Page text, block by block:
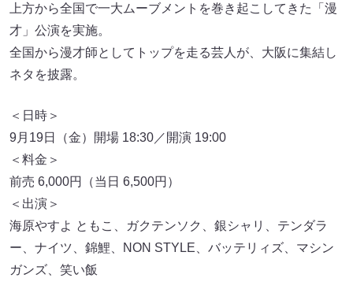
上方から全国で一大ムーブメントを巻き起こしてきた「漫
才」公演を実施。
全国から漫才師としてトップを走る芸人が、大阪に集結し
ネタを披露。
＜日時＞
9月19日（金）開場 18:30／開演 19:00
＜料金＞
前売 6,000円（当日 6,500円）
＜出演＞
海原やすよ ともこ、ガクテンソク、銀シャリ、テンダラ
ー、ナイツ、錦鯉、NON STYLE、バッテリィズ、マシン
ガンズ、笑い飯